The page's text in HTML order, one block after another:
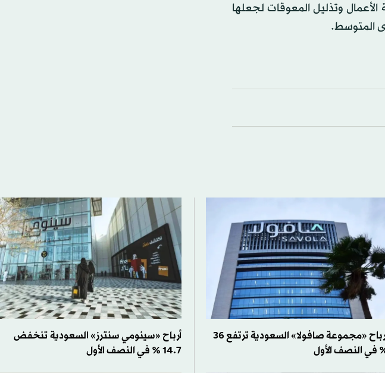
وتذليل المعوقات لجعلها
المتوسط.
أرباح «مجموعة صافولا» السعودية ترتفع 36
في النصف الأول
أرباح «سينومي سنترز» السعودية تنخفض
14.7 % في النصف الأول